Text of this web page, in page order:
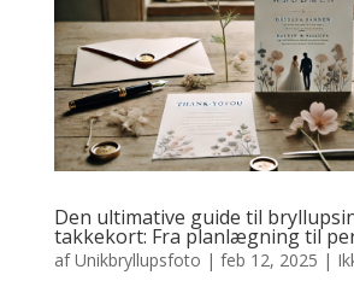
Den ultimative guide til
takkekort: Fra planlægning til
afUnikbryllupsfoto | feb 12, 2025 |